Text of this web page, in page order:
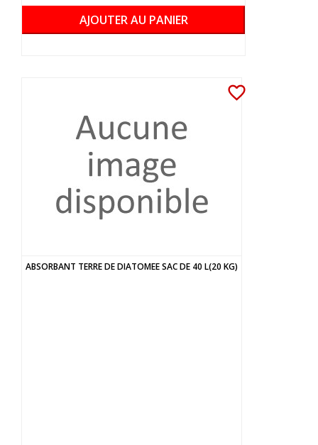
AJOUTER AU PANIER
favorite_border
ABSORBANT TERRE DE DIATOMEE SAC DE 40 L(20 KG)